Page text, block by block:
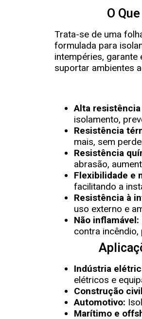
O
Trata-se de uma
formulada para
intempéries,
suportar ambientes
Alta
isolamento,
Resistência
mais, sem
Resistência
abrasão,
Flexibilidade e
facilitando a
Resistência à
uso externo e
Não inflamável:
contra
Indústria
elétricos e
Construção
Automotivo:
Marítimo e